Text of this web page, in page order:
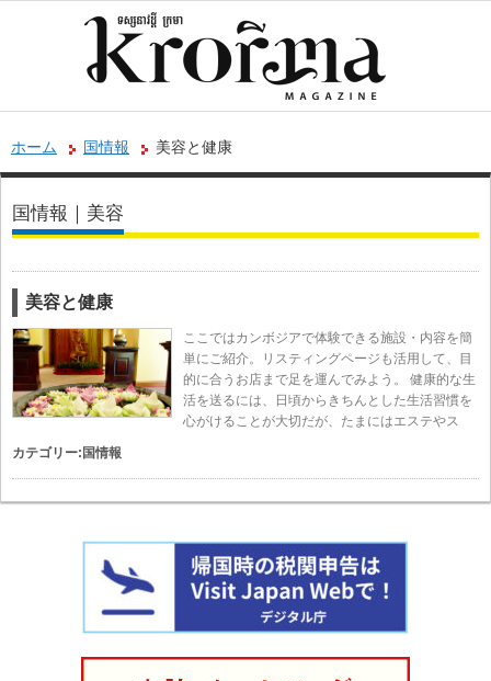
ホーム 国情報 美容と健康
国情報｜美容
美容と健康
ここではカンボジアで体験できる施設・内容を簡
単にご紹介。リスティングページも活用して、目
的に合うお店まで足を運んでみよう。 健康的な生
活を送るには、日頃からきちんとした生活習慣を
心がけることが大切だが、たまにはエステやス
カテゴリー: 国情報